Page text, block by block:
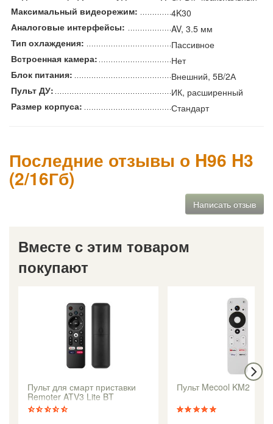
Максимальный видеорежим:
4K30
Аналоговые интерфейсы:
AV, 3.5 мм
Тип охлаждения:
Пассивное
Встроенная камера:
Нет
Блок питания:
Внешний, 5В/2А
Пульт ДУ:
ИК, расширенный
Размер корпуса:
Стандарт
Последние отзывы о H96 H3
(2/16Гб)
Написать отзыв
Вместе с этим товаром
покупают
Пульт для смарт приставки
Remoter ATV3 Lite BT
Пульт Mecool KM2